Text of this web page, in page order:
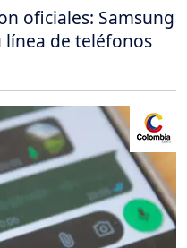
oficiales: Samsung
de teléfonos